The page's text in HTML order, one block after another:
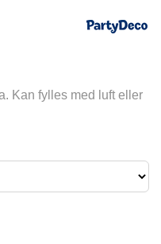
Kan fylles med luft eller